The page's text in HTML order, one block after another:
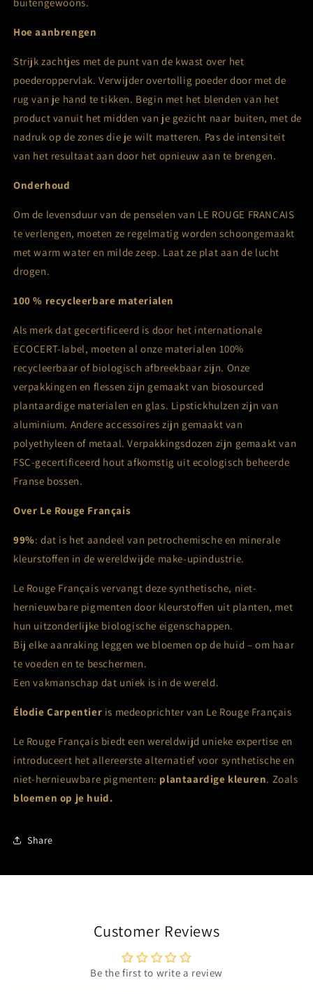
Hoe aanbrengen
Strijk zachtjes met de punt van de kwast over het
poederoppervlak. Verwijder overtollig poeder door met de
rug van je hand te tikken. Begin met het blenden van het
product vanuit het midden van je gezicht naar buiten, met de
nadruk op de zones die je wilt matteren. Pas de intensiteit
van het resultaat aan door het opnieuw aan te brengen.
Onderhoud
Om de levensduur van de penselen van LE ROUGE FRANÇAIS
te verlengen, moeten ze regelmatig worden schoongemaakt
met warm water en milde zeep. Laat ze plat aan de lucht
drogen.
100 % recycleerbare materialen
Als merk dat gecertificeerd is door het internationale
ECOCERT-label, moeten al onze materialen 100%
recycleerbaar of biologisch afbreekbaar zijn. Onze
verpakkingen en flessen zijn gemaakt van biosourced
plantaardige materialen en glas. Lipstickhulzen zijn van
aluminium. Andere accessoires zijn gemaakt van
polyethyleen of metaal. Verpakkingsdozen zijn gemaakt van
FSC-gecertificeerd hout afkomstig uit ecologisch beheerde
Franse bossen.
Over Le Rouge Français
99%: dat is het aandeel van petrochemische en minerale
kleurstoffen in de wereldwijde make-upindustrie.
Le Rouge Français vervangt deze synthetische, niet-
hernieuwbare pigmenten door kleurstoffen uit planten, met
hun uitzonderlijke biologische eigenschappen.
Bij elke aanraking leggen we bloemen op de huid – om haar
te voeden en te beschermen.
Een vakmanschap dat uniek is in de wereld.
Élodie Carpentier is medeoprichter van Le Rouge Français
Le Rouge Français biedt een wereldwijd unieke expertise en
introduceert het allereerste alternatief voor synthetische en
niet-hernieuwbare pigmenten: plantaardige kleuren. Zoals
bloemen op je huid.
Share
Customer Reviews
Be the first to write a review